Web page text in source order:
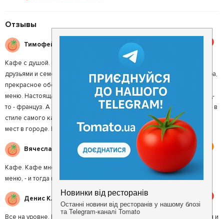
Отзывы
Тимофей В.
Кафе с душой. Кафе "Горчица" стало любимым местом для встреч с
друзьями и семейных обедов или ужинов. Демократичная атмосфера,
прекрасное обслуживание и КУХНЯ !!! Перепробовали уже все из
меню. Настоящая французская изысканная еда. Конечно! Владелец-
то - француз. А он знает в этом толк. Это очень чувствуется во всем - в
стиле самого кафе, в подаче блюд, в атмосфере. Одно из любимых
мест в городе. Рекомендую!
Вячеслав П.
Кафе. Кафе мне понравилось, но я бы им посоветовала больше
меню, - и тогда народ пойдет толпой туда. Готовят старательно
Денис К.
Все на уровне. Придраться, как говорится, не к чему: интерьер, кухня и